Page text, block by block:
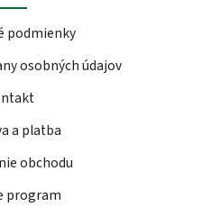
podmienky
osobných údajov
a platba
obchodu
program